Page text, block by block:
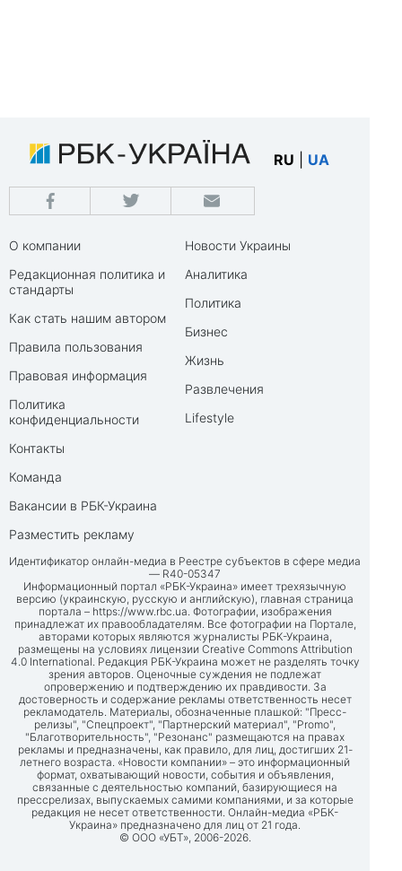
RU UA
О компании
Редакционная политика и
стандарты
Как стать нашим автором
Правила пользования
Правовая информация
Политика
конфиденциальности
Контакты
Команда
Вакансии в РБК-Украина
Разместить рекламу
Новости Украины
Аналитика
Политика
Бизнес
Жизнь
Развлечения
Lifestyle
Идентификатор онлайн-медиа в Реестре субъектов в сфере медиа
— R40-05347
Информационный портал «РБК-Украина» имеет трехязычную
версию (украинскую, русскую и английскую), главная страница
портала – https://www.rbc.ua. Фотографии, изображения
принадлежат их правообладателям. Все фотографии на Портале,
авторами которых являются журналисты РБК-Украина,
размещены на условиях лицензии Creative Commons Attribution
4.0 International. Редакция РБК-Украина может не разделять точку
зрения авторов. Оценочные суждения не подлежат
опровержению и подтверждению их правдивости. За
достоверность и содержание рекламы ответственность несет
рекламодатель. Материалы, обозначенные плашкой: "Пресс-
релизы", "Спецпроект", "Партнерский материал", "Promo",
"Благотворительность", "Резонанс" размещаются на правах
рекламы и предназначены, как правило, для лиц, достигших 21-
летнего возраста. «Новости компании» – это информационный
формат, охватывающий новости, события и объявления,
связанные с деятельностью компаний, базирующиеся на
прессрелизах, выпускаемых самими компаниями, и за которые
редакция не несет ответственности. Онлайн-медиа «РБК-
Украина» предназначено для лиц от 21 года.
© ООО «УБТ», 2006-2026.